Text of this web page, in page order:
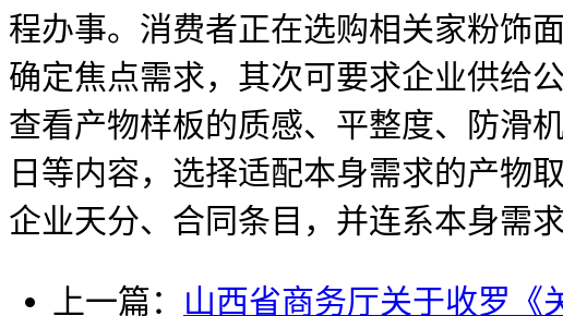
程办事。消费者正在选购相关家粉饰
确定焦点需求，其次可要求企业供给
查看产物样板的质感、平整度、防滑
日等内容，选择适配本身需求的产物
企业天分、合同条目，并连系本身需
上一篇： 山西省商务厅关于收罗《